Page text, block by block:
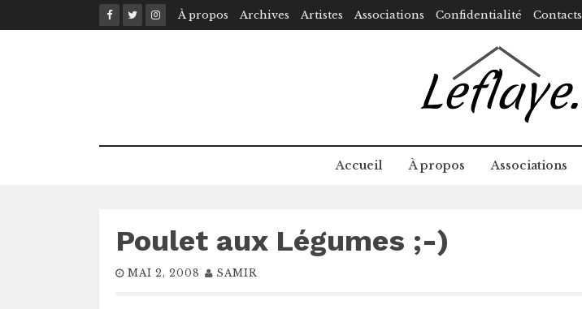
to
À propos Archives Artistes Associations Confidentialité Contacts
Accueil À propos Associations
Poulet aux Légumes ;-)
MAI 2, 2008 SAMIR